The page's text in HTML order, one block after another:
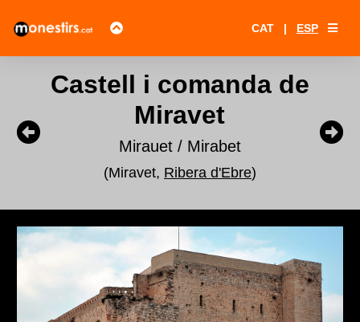
CAT | ESP
Castell i comanda de
Miravet
Mirauet / Mirabet
(Miravet, Ribera d'Ebre)